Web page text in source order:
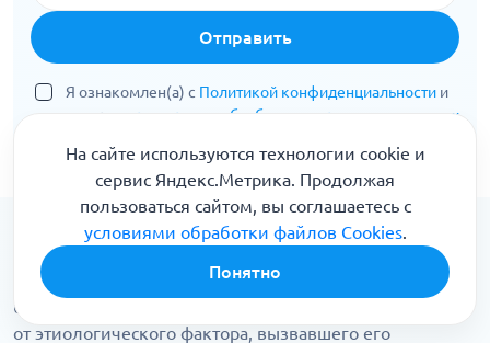
Отправить
Я ознакомлен(а) с Политикой конфиденциальности и
даю свое
согласие на обработку персональных данных
Лечение галлюциноза
Выбор терапевтического метода для избавления
больного от данного психотического симптома зависит
от этиологического фактора, вызвавшего его
На сайте используются технологии cookie и
сервис Яндекс.Метрика. Продолжая
пользоваться сайтом, вы соглашаетесь с
условиями обработки файлов Cookies.
Понятно